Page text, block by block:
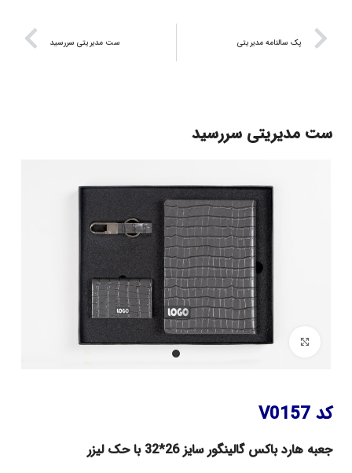
پک سالنامه مدیریتی ست مدیریتی سررسید
ست مدیریتی سررسید
برای بزرگنمایی کلیک کنید
کد V0157
جعبه هارد باکس گالینگور سایز 26*32 با حک لیزر